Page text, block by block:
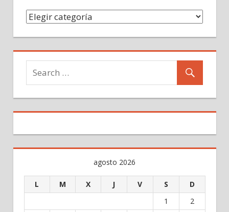
Categorías
agosto 2026
L M X J V S D
1
2